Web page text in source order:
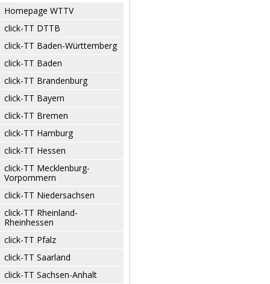
Homepage WTTV
click-TT DTTB
click-TT Baden-Württemberg
click-TT Baden
click-TT Brandenburg
click-TT Bayern
click-TT Bremen
click-TT Hamburg
click-TT Hessen
click-TT Mecklenburg-
Vorpommern
click-TT Niedersachsen
click-TT Rheinland-
Rheinhessen
click-TT Pfalz
click-TT Saarland
click-TT Sachsen-Anhalt